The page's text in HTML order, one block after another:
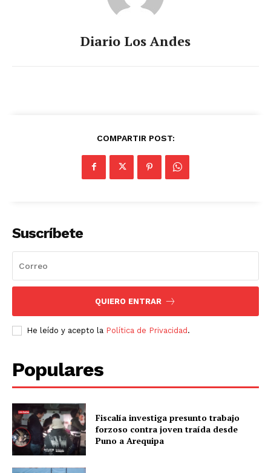
Diario Los Andes
COMPARTIR POST:
Suscríbete
QUIERO ENTRAR
He leído y acepto la Política de Privacidad .
Populares
Fiscalía investiga presunto trabajo
forzoso contra joven traída desde
Puno a Arequipa